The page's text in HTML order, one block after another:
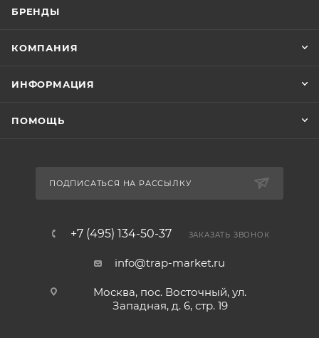
БРЕНДЫ
КОМПАНИЯ
ИНФОРМАЦИЯ
ПОМОЩЬ
ПОДПИСАТЬСЯ НА РАССЫЛКУ
+7 (495) 134-50-37 ЗАКАЗАТЬ ЗВОНОК
info@trap-market.ru
Москва, пос. Восточный, ул.
Западная, д. 6, стр. 19